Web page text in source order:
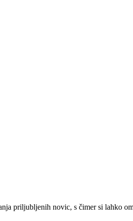
priljubljenih novic, s čimer si lahko